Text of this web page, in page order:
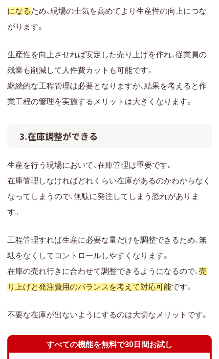
になるため、現場の士気を高めてより生産性の向上につな
がります。
生産性を向上させれば安定した売り上げを作れ、従業員の
残業も削減して人件費カットも可能です。
継続的な工程管理は必要となりますが、結果を考えると作
業工程の管理を実施するメリットは大きくなります。
3.在庫調整ができる
生産を行う現場において、在庫管理は重要です。
在庫管理しなければどれくらい在庫があるのかわからなく
なってしまうので、無駄に発注してしまう恐れがありま
す。
工程管理すれば生産に必要な量だけを調整できるため、無
駄をなくしてコントロールしやすくなります。
在庫の売れ行きに合わせて調整できるようになるので、 売
り上げと発注費用のバランスを考えて対応可能です。
不要な在庫が出ないようにするのは大切なメリットです。
すべての機能を無料で30日間お試し